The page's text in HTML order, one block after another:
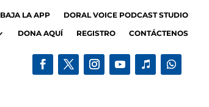
BAJA LA APP
DORAL VOICE PODCAST STUDIO
DONA AQUÍ REGISTRO CONTÁCTENOS